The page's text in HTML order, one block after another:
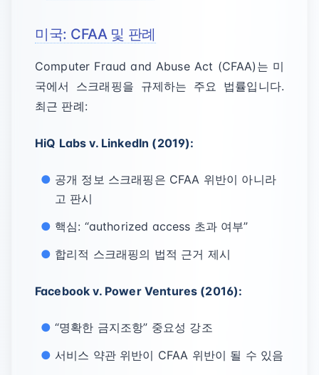
미국: CFAA 및 판례
Computer Fraud and Abuse Act (CFAA)는 미
국에서 스크래핑을 규제하는 주요 법률입니다.
최근 판례:
HiQ Labs v. LinkedIn (2019):
공개 정보 스크래핑은 CFAA 위반이 아니라
고 판시
핵심: “authorized access 초과 여부”
합리적 스크래핑의 법적 근거 제시
Facebook v. Power Ventures (2016):
“명확한 금지조항” 중요성 강조
서비스 약관 위반이 CFAA 위반이 될 수 있음